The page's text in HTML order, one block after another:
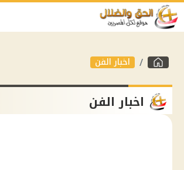
اخبار الفن
اخبار الفن